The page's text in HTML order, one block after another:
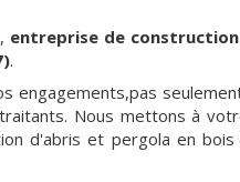
entreprise de
.
engagements,pas
Nous mettons à
d'abris et pergola en